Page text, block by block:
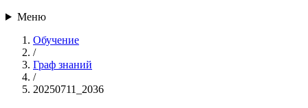
Меню
Обучение
/
Граф знаний
/
20250711_2036